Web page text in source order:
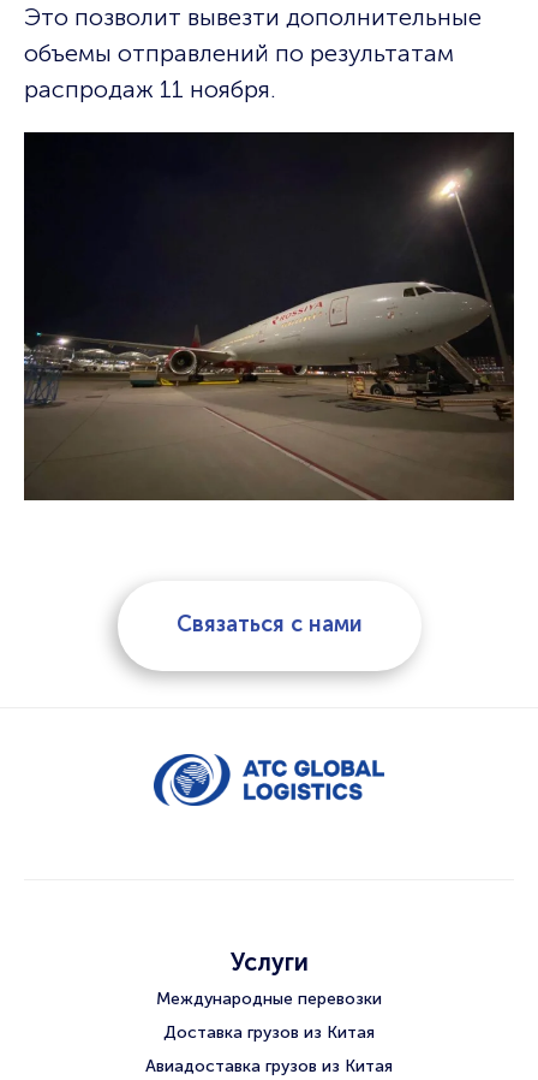
Это позволит вывезти дополнительные
объемы отправлений по результатам
распродаж 11 ноября.
Связаться с нами
Услуги
Международные перевозки
Доставка грузов из Китая
Авиадоставка грузов из Китая